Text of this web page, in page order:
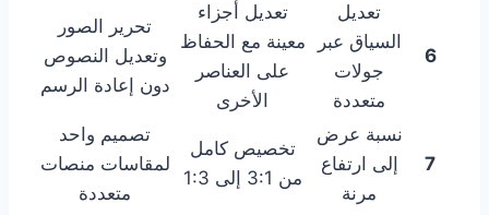
6
تعديل
السياق عبر
جولات
متعددة
تعديل أجزاء
معينة مع الحفاظ
على العناصر
الأخرى
تحرير الصور
وتعديل النصوص
دون إعادة الرسم
7
نسبة عرض
إلى ارتفاع
مرنة
تخصيص كامل
من 3:1 إلى 1:3
تصميم واحد
لمقاسات منصات
متعددة